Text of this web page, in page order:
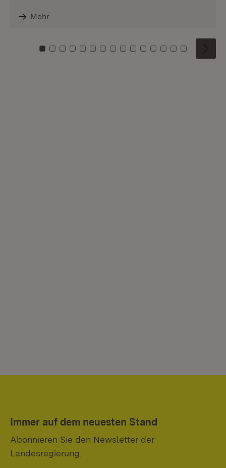
Mehr
Zu Kachel: 0
Zu Kachel: 1
Zu Kachel: 2
Zu Kachel: 3
Zu Kachel: 4
Zu Kachel: 5
Zu Kachel: 6
Zu Kachel: 7
Zu Kachel: 8
Zu Kachel: 9
Zu Kachel: 10
Zu Kachel: 11
Zu Kachel: 12
Zu Kachel:
Zu
Immer auf dem neuesten Stand
Abonnieren Sie den Newsletter der
Landesregierung.